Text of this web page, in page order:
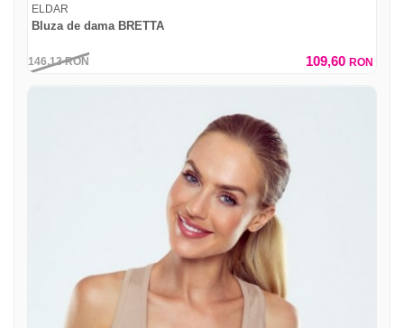
ELDAR
Bluza de dama BRETTA
146,13RON 109,60 RON